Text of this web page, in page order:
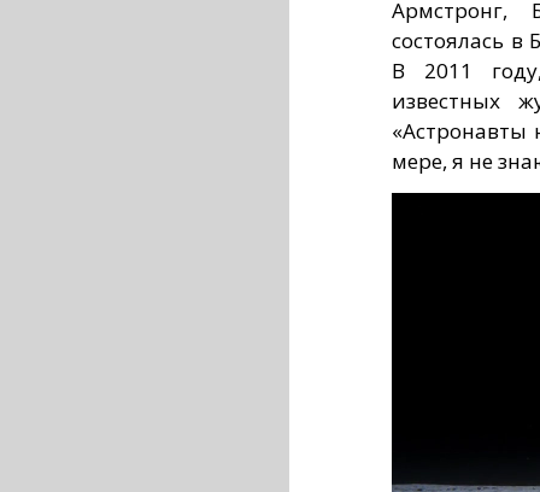
состоялась
В 2011
известных
«Астронавты
мере, я не